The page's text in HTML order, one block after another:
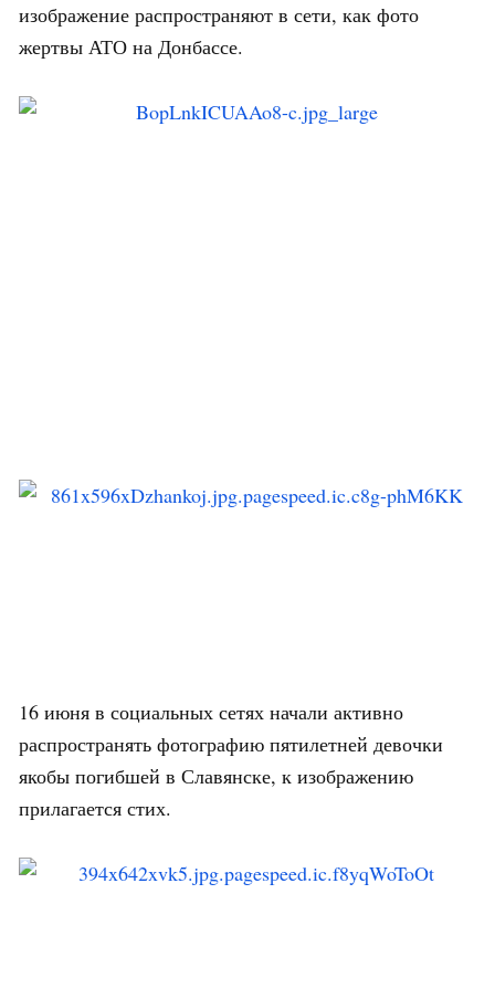
изображение распространяют в сети, как фото
жертвы АТО на Донбассе.
16 июня в социальных сетях начали активно
распространять фотографию пятилетней девочки
якобы погибшей в Славянске, к изображению
прилагается стих.